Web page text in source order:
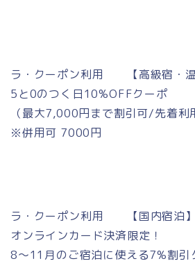
ラ・クーポン利用 【高級宿・温
5と0のつく日10%OFFクーポ
（最大7,000円まで割引可/先着利
※併用可 7000円
ラ・クーポン利用 【国内宿泊】
オンラインカード決済限定！
8～11月のご宿泊に使える7%割引